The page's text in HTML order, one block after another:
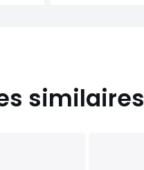
similaires